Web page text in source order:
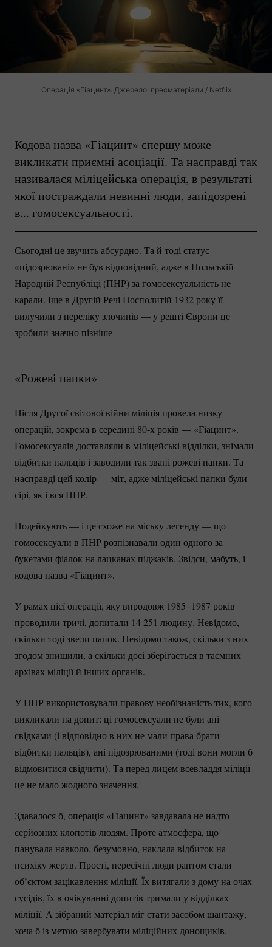
Операція «Гіацинт». Джерело: пресматеріали / Netflix
Кодова назва «Гіацинт» спершу може
викликати приємні асоціації. Та насправді так
називалася міліцейська операція, в результаті
якої постраждали невинні люди, запідозрені
в... гомосексуальності.
Сьогодні це звучить абсурдно. Та й тоді статус
«підозрювані» не був відповідний, адже в Польській
Народній Республіці (ПНР) за гомосексуальність не
карали. Іще в Другій Речі Посполитій 1932 року її
вилучили з переліку злочинів — у решті Європи це
зробили значно пізніше
«Рожеві папки»
Після Другої світової війни міліція провела низку
операцій, зокрема в середині 80-х років — «Гіацинт».
Гомосексуалів доставляли в міліцейські відділки, знімали
відбитки пальців і заводили так звані рожеві папки. Та
насправді цей колір — міт, адже міліцейські папки були
сірі, як і вся ПНР.
Подейкують — і це схоже на міську легенду — що
гомосексуали в ПНР розпізнавали один одного за
букетами фіалок на лацканах піджаків. Звідси, мабуть, і
кодова назва «Гіацинт».
У рамах цієї операції, яку впродовж 1985−1987 років
проводили тричі, допитали 14 251 людину. Невідомо,
скільки тоді звели папок. Невідомо також, скільки з них
згодом знищили, а скільки досі зберігається в таємних
архівах міліції й інших органів.
У ПНР використовували правову необізнаність тих, кого
викликали на допит: ці гомосексуали не були ані
свідками (і відповідно в них не мали права брати
відбитки пальців), ані підозрюваними (тоді вони могли б
відмовитися свідчити). Та перед лицем всевладдя міліції
це не мало жодного значення.
Здавалося б, операція «Гіацинт» завдавала не надто
серйозних клопотів людям. Проте атмосфера, що
панувала навколо, безумовно, наклала відбиток на
психіку жертв. Прості, пересічні люди раптом стали
об’єктом зацікавлення міліції. Їх витягали з дому на очах
сусідів, їх в очікуванні допитів тримали у відділках
міліції. А зібраний матеріал міг стати засобом шантажу,
хоча б із метою завербувати міліційних донощиків.